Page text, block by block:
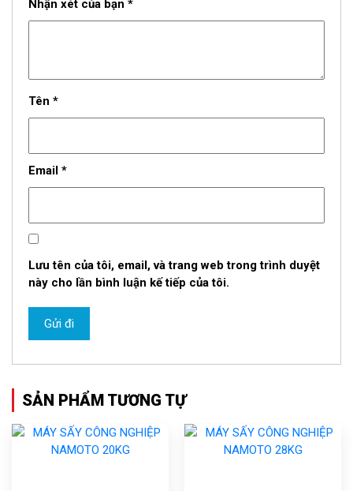
Nhận xét của bạn *
Tên *
Email *
Lưu tên của tôi, email, và trang web trong trình duyệt
này cho lần bình luận kế tiếp của tôi.
SẢN PHẨM TƯƠNG TỰ